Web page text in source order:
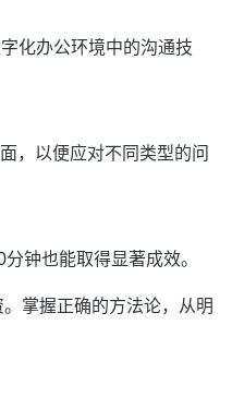
化办公环境中的沟通技
，以便应对不同类型的问
钟也能取得显著成效。
掌握正确的方法论，从明